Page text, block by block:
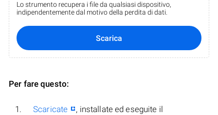
Lo strumento recupera i file da qualsiasi dispositivo,
indipendentemente dal motivo della perdita di dati.
Scarica
Per fare questo:
Scaricate
, installate ed eseguite il